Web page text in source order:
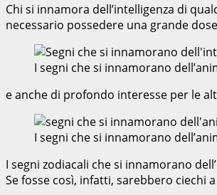
Chi si innamora dell’intelligenza di
necessario possedere una grande
I segni che si innamorano
e anche di profondo interesse per le
I segni che si innamorano
I segni zodiacali che si innamorano
Se fosse così, infatti, sarebbero